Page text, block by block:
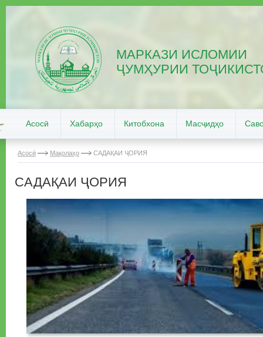
МАРКАЗИ ИСЛОМИИ
ҶУМҲУРИИ
Асосӣ Хабарҳо Китобхона Масҷидҳо
Асосӣ Мақолаҳо САДАҚАИ ҶОРИЯ
САДАҚАИ ҶОРИЯ